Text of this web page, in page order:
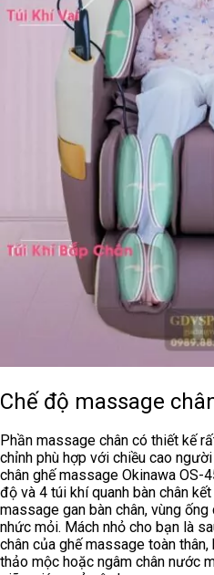
Chế độ massage
Phần massage chân có thiết kế
chỉnh phù hợp với chiều cao
chân ghế massage Okinawa OS-
độ và 4 túi khí quanh bàn chân
massage gan bàn chân, vùng ống
nhức mỏi. Mách nhỏ cho bạn là
chân của ghế massage toàn
thảo mộc hoặc ngâm chân nước